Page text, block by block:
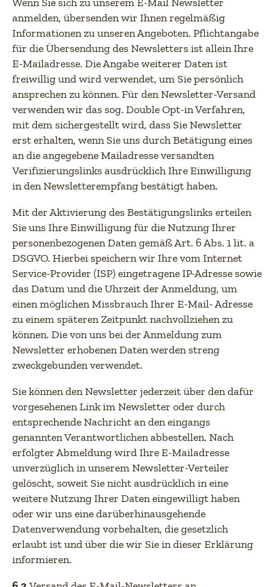
anmelden, übersenden wir Ihnen regelmäßig
Informationen zu unseren Angeboten. Pflichtangabe
für die Übersendung des Newsletters ist allein Ihre
E-Mailadresse. Die Angabe weiterer Daten ist
freiwillig und wird verwendet, um Sie persönlich
ansprechen zu können. Für den Newsletter-Versand
verwenden wir das sog. Double Opt-in Verfahren,
mit dem sichergestellt wird, dass Sie Newsletter
erst erhalten, wenn Sie uns durch Betätigung eines
an die angegebene Mailadresse versandten
Verifizierungslinks ausdrücklich Ihre Einwilligung
in den Newsletterempfang bestätigt haben.
Mit der Aktivierung des Bestätigungslinks erteilen
Sie uns Ihre Einwilligung für die Nutzung Ihrer
personenbezogenen Daten gemäß Art. 6 Abs. 1 lit. a
DSGVO. Hierbei speichern wir Ihre vom Internet
Service-Provider (ISP) eingetragene IP-Adresse sowie
das Datum und die Uhrzeit der Anmeldung, um
einen möglichen Missbrauch Ihrer E-Mail- Adresse
zu einem späteren Zeitpunkt nachvollziehen zu
können. Die von uns bei der Anmeldung zum
Newsletter erhobenen Daten werden streng
zweckgebunden verwendet.
Sie können den Newsletter jederzeit über den dafür
vorgesehenen Link im Newsletter oder durch
entsprechende Nachricht an den eingangs
genannten Verantwortlichen abbestellen. Nach
erfolgter Abmeldung wird Ihre E-Mailadresse
unverzüglich in unserem Newsletter-Verteiler
gelöscht, soweit Sie nicht ausdrücklich in eine
weitere Nutzung Ihrer Daten eingewilligt haben
oder wir uns eine darüberhinausgehende
Datenverwendung vorbehalten, die gesetzlich
erlaubt ist und über die wir Sie in dieser Erklärung
informieren.